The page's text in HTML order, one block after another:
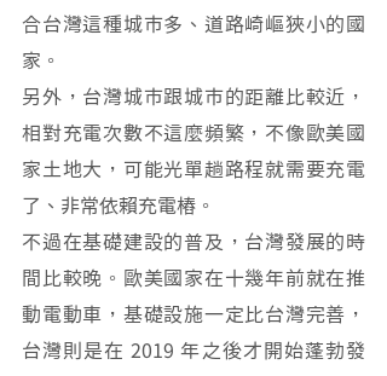
合台灣這種城市多、道路崎嶇狹小的國
家。
另外，台灣城市跟城市的距離比較近，
相對充電次數不這麼頻繁，不像歐美國
家土地大，可能光單趟路程就需要充電
了、非常依賴充電樁。
不過在基礎建設的普及，台灣發展的時
間比較晚。歐美國家在十幾年前就在推
動電動車，基礎設施一定比台灣完善，
台灣則是在 2019 年之後才開始蓬勃發